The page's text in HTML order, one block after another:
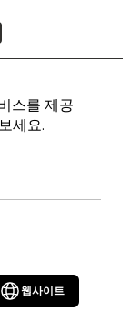
스를 제공
세요.
웹사이트